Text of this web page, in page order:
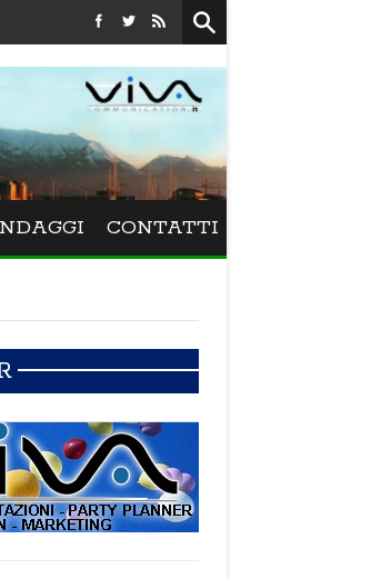
Festival La Versiliana - Maurizio Schweizer porta alla
CONTATTI